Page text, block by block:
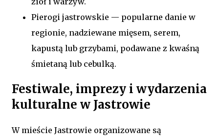
Pierogi jastrowskie — popularne danie w
regionie, nadziewane mięsem, serem,
kapustą lub grzybami, podawane z kwaśną
śmietaną lub cebulką.
Festiwale, imprezy i wydarzenia
kulturalne w Jastrowie
W mieście Jastrowie organizowane są